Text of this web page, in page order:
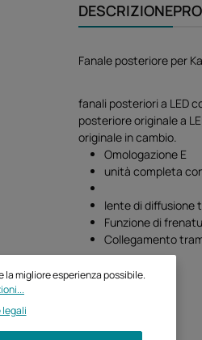
DESCRIZIONE
Fanale posteriore per
fanali posteriori a LED
posteriore originale a
originale in cambio.
Omologazione E
unità completa
lente di diffusione
Funzione di
Collegamento
migliore esperienza possibile.
legali